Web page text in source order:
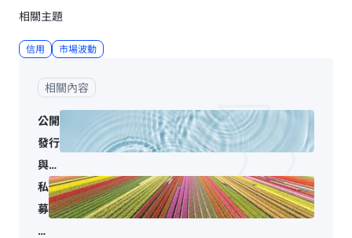
相關主題
信用 市場波動
相關內容
公開
發行
與私
募市
場利
差或
私
募
信